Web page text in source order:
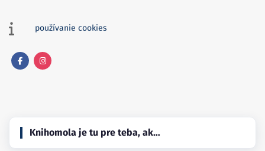
používanie cookies
Knihomola je tu pre teba, ak…